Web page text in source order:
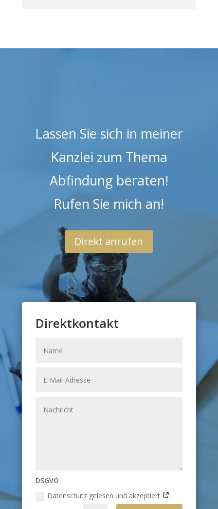
Lassen Sie sich in meiner
Kanzlei zum Thema
Abfindung beraten!
Rufen Sie mich an!
Direkt anrufen
Direktkontakt
DSGVO
Datenschutz gelesen und akzeptiert